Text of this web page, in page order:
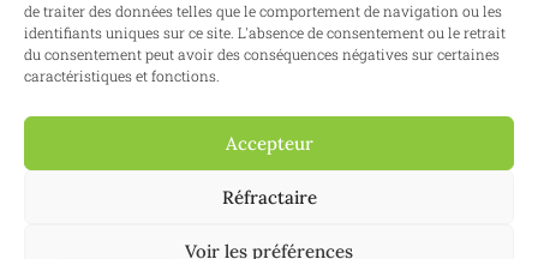
de traiter des données telles que le comportement de navigation ou les
identifiants uniques sur ce site. L'absence de consentement ou le retrait
du consentement peut avoir des conséquences négatives sur certaines
caractéristiques et fonctions.
Accepteur
Réfractaire
Voir les préférences
2025 Confianz - Tous droits réservés.Conditions générales d'utilisation
0713.777.468 & 0804.310.043